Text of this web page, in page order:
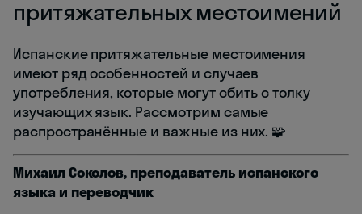
притяжательных местоимений
Испанские притяжательные местоимения
имеют ряд особенностей и случаев
употребления, которые могут сбить с толку
изучающих язык. Рассмотрим самые
распространённые и важные из них. 🧩
Михаил Соколов, преподаватель испанского
языка и переводчик